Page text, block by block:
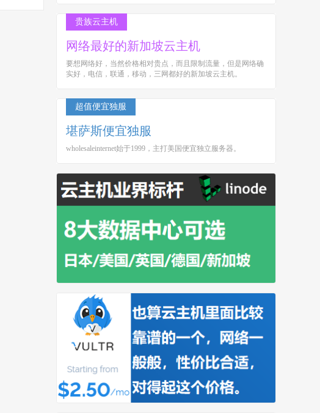
贵族云主机
网络最好的新加坡云主机
要想网络好，当然价格相对贵点，而且限制流量，但是网络确
实好，电信，联通，移动，三网都好的新加坡云主机。
超值便宜独服
堪萨斯便宜独服
wholesaleinternet始于1999，主打美国便宜独立服务器。